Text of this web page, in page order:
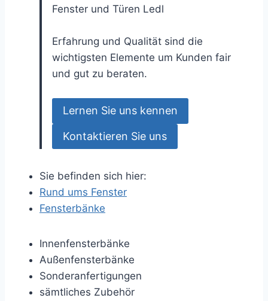
Fenster und Türen Ledl
Erfahrung und Qualität sind die
wichtigsten Elemente um Kunden fair
und gut zu beraten.
Lernen Sie uns kennen
Kontaktieren Sie uns
Sie befinden sich hier:
Rund ums Fenster
Fensterbänke
Innenfensterbänke
Außenfensterbänke
Sonderanfertigungen
sämtliches Zubehör